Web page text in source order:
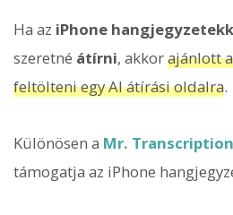
Ha az iPhone
szeretné átírni, akkorajánlott
feltölteni egy AI átírási oldalra.
Különösen a Mr. Transcription
támogatja az iPhone